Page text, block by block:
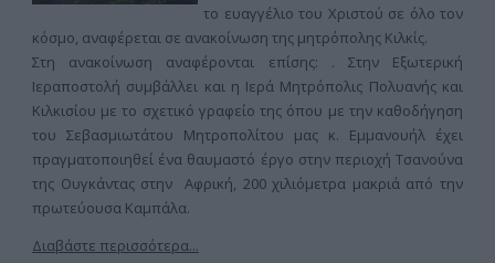
το ευαγγέλιο του Χριστού σε όλο τον
κόσμο, αναφέρεται σε ανακοίνωση της μητρόπολης Κιλκίς.
Στη ανακοίνωση αναφέρονται επίσης: . Στην Εξωτερική
Ιεραποστολή συμβάλλει και η Ιερά Μητρόπολις Πολυανής και
Κιλκισίου με το σχετικό γραφείο της όπου με την καθοδήγηση
του Σεβασμιωτάτου Μητροπολίτου μας κ. Εμμανουήλ έχει
πραγματοποιηθεί ένα θαυμαστό έργο στην περιοχή Τσανούνα
της Ουγκάντας στην Αφρική, 200 χιλιόμετρα μακριά από την
πρωτεύουσα Καμπάλα.
Διαβάστε περισσότερα...